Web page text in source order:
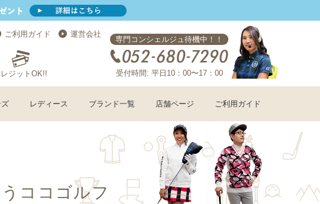
ご利用ガイド 運営会社
ジットOK!!
専門コンシェルジュ待機中！！
受付時間: 平日10：00〜17：00
ズ レディース ブランド一覧 店舗ページ ご利用ガイド
ココゴルフ